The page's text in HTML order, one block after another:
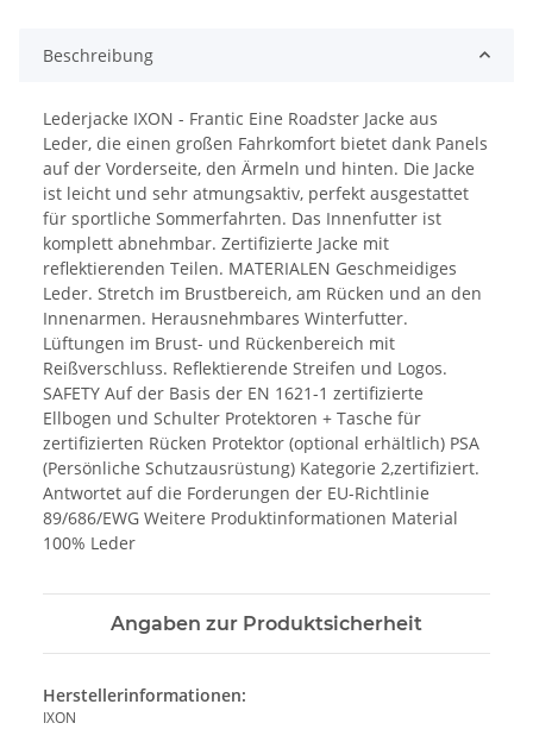
Beschreibung
Lederjacke IXON - Frantic Eine Roadster Jacke aus
Leder, die einen großen Fahrkomfort bietet dank Panels
auf der Vorderseite, den Ärmeln und hinten. Die Jacke
ist leicht und sehr atmungsaktiv, perfekt ausgestattet
für sportliche Sommerfahrten. Das Innenfutter ist
komplett abnehmbar. Zertifizierte Jacke mit
reflektierenden Teilen. MATERIALEN Geschmeidiges
Leder. Stretch im Brustbereich, am Rücken und an den
Innenarmen. Herausnehmbares Winterfutter.
Lüftungen im Brust- und Rückenbereich mit
Reißverschluss. Reflektierende Streifen und Logos.
SAFETY Auf der Basis der EN 1621-1 zertifizierte
Ellbogen und Schulter Protektoren + Tasche für
zertifizierten Rücken Protektor (optional erhältlich) PSA
(Persönliche Schutzausrüstung) Kategorie 2,zertifiziert.
Antwortet auf die Forderungen der EU-Richtlinie
89/686/EWG Weitere Produktinformationen Material
100% Leder
Angaben zur Produktsicherheit
Herstellerinformationen:
IXON